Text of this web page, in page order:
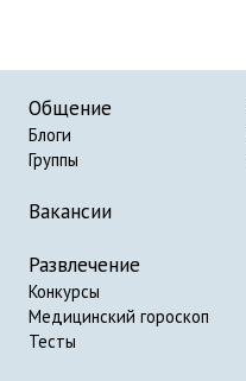
Общение
Блоги
Группы
Вакансии
Развлечение
Конкурсы
Медицинский гороскоп
Тесты